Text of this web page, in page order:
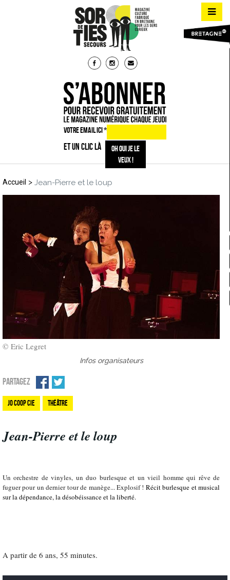
VOTRE EMAIL ICI*
ET UN CLIC LÀ
Accueil > Jean-Pierre et le loup
© Eric Legret
Infos organisateurs
PARTAGEZ
Jo Coop Cie Théâtre
Jean-Pierre et le loup
Un orchestre de vinyles, un duo burlesque et un vieil homme qui rêve de
fuguer pour un dernier tour de manège... Explosif ! Récit burlesque et musical
sur la dépendance, la désobéissance et la liberté.
A partir de 6 ans, 55 minutes.